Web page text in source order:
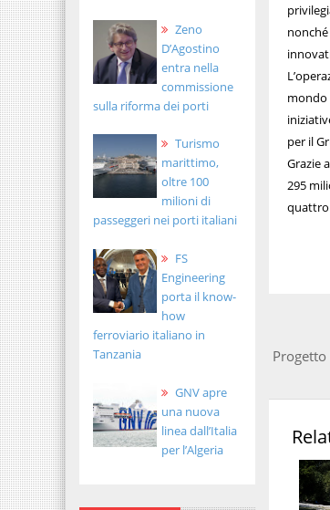
Zeno
D’Agostino
entra nella
commissione
sulla riforma dei porti
Turismo
marittimo,
oltre 100
milioni di
passeggeri nei porti italiani
FS
Engineering
porta il know-
how
ferroviario italiano in
Tanzania
GNV apre
una nuova
linea dall’Italia
per l’Algeria
mondo
per il
Grazie
295
quattro